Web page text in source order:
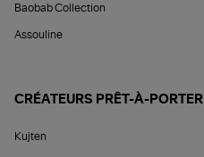
Baobab Collection
Assouline
CRÉATEURS PRÊT-À-PORTER
Kujten